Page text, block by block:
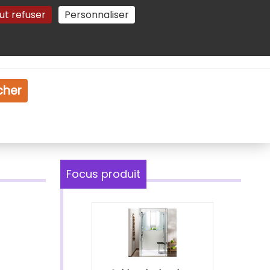
refuser Personnaliser
Gestion des cookies
Focus produit